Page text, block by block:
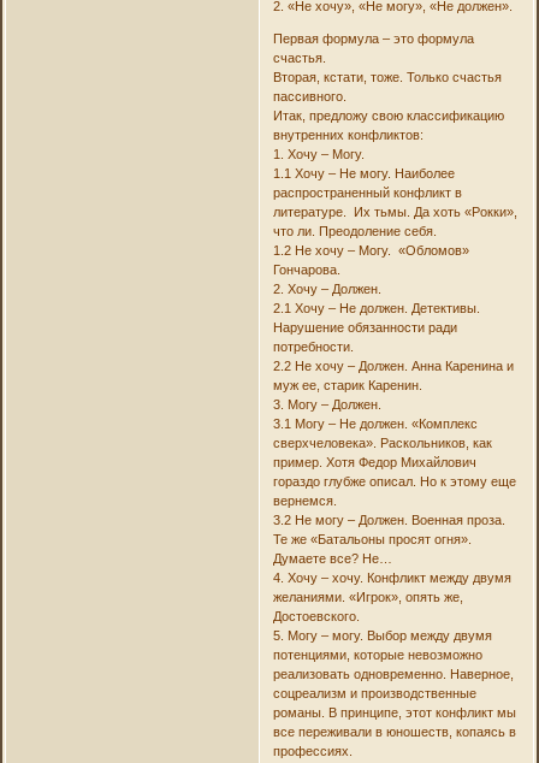
2. «Не хочу», «Не могу», «Не должен».
Первая формула – это формула
счастья.
Вторая, кстати, тоже. Только счастья
пассивного.
Итак, предложу свою классификацию
внутренних конфликтов:
1. Хочу – Могу.
1.1 Хочу – Не могу. Наиболее
распространенный конфликт в
литературе. Их тьмы. Да хоть «Рокки»,
что ли. Преодоление себя.
1.2 Не хочу – Могу. «Обломов»
Гончарова.
2. Хочу – Должен.
2.1 Хочу – Не должен. Детективы.
Нарушение обязанности ради
потребности.
2.2 Не хочу – Должен. Анна Каренина и
муж ее, старик Каренин.
3. Могу – Должен.
3.1 Могу – Не должен. «Комплекс
сверхчеловека». Раскольников, как
пример. Хотя Федор Михайлович
гораздо глубже описал. Но к этому еще
вернемся.
3.2 Не могу – Должен. Военная проза.
Те же «Батальоны просят огня».
Думаете все? Не…
4. Хочу – хочу. Конфликт между двумя
желаниями. «Игрок», опять же,
Достоевского.
5. Могу – могу. Выбор между двумя
потенциями, которые невозможно
реализовать одновременно. Наверное,
соцреализм и производственные
романы. В принципе, этот конфликт мы
все переживали в юношеств, копаясь в
профессиях.